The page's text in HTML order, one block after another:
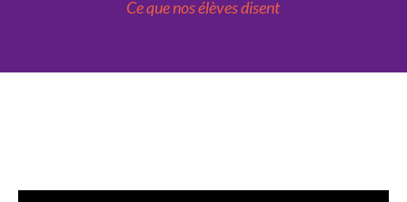
Ce que nos élèves disent